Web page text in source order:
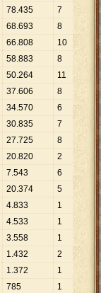
78.435 7
11
68.693 8
66.808 10
58.883 8 .
50.264 11
37.606 8 .
34.570 6 .
30.835 7
27.725 8 3.
20.820 2
7.543 6
20.374 5 .
4.833 1
4.533 1 .
3.558 1 .
1.432 2
1.372 1 .
785 1